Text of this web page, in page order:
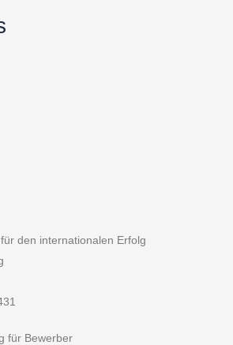
den internationalen Erfolg
für Bewerber